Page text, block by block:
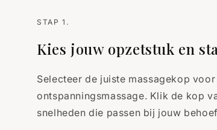
STAP 1.
Kies jouw opzetstuk en
Selecteer de juiste massagekop
ontspanningsmassage. Klik de kop
snelheden die passen bij jouw